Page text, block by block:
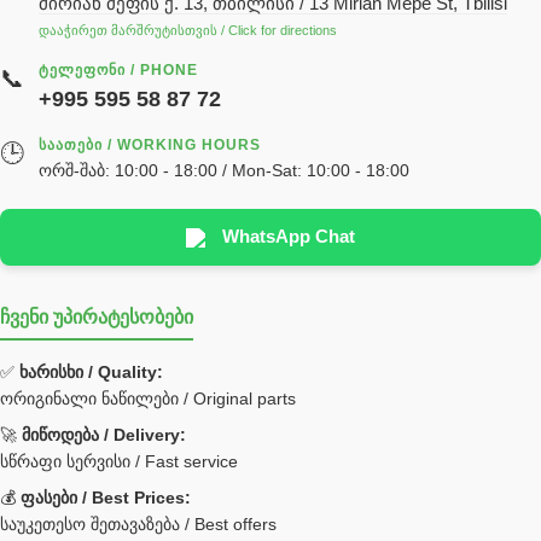
реек
სხადასხვა
Hyva
უჟანგავი ფოლადი
Bobcat ფილტრი
Caterpillar ფილტრი
JCB ფილტრი
ქვაბი გათბობა მილები
დააჭირეთ მარშრუტისთვის / Click for directions
📞 ᲢᲔᲚᲔᲤᲝᲜᲘ / PHONE
+995 595 58 87 72
🕒 ᲡᲐᲐᲗᲔᲑᲘ / WORKING HOURS
ორშ-შაბ: 10:00 - 18:00 / Mon-Sat: 10:00 - 18:00
WhatsApp Chat
ჩვენი უპირატესობები
✅ ხარისხი / Quality:
ორიგინალი ნაწილები / Original parts
🚀 მიწოდება / Delivery:
სწრაფი სერვისი / Fast service
💰 ფასები / Best Prices:
საუკეთესო შეთავაზება / Best offers